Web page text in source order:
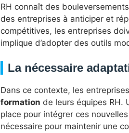
RH connaît des
des entreprises à anticiper et
compétitives, les entreprises
implique d’adopter des outils
La nécessaire
Dans ce contexte, les
formation de leurs équipes RH.
place pour intégrer ces
nécessaire pour maintenir une